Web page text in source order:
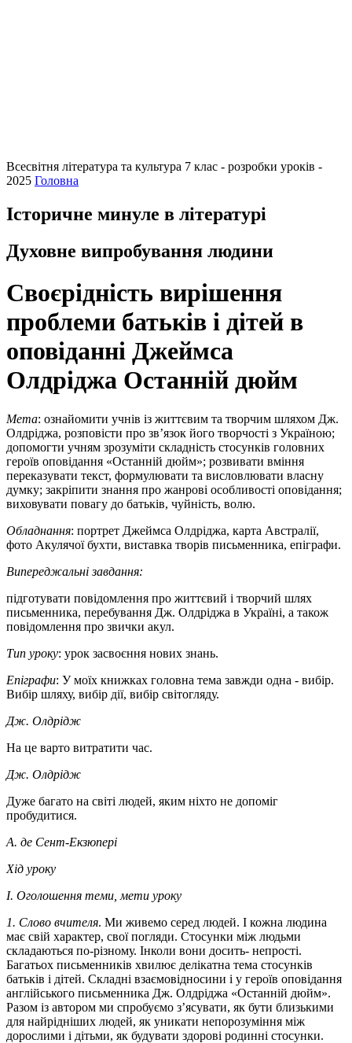
Всесвітня література та культура 7 клас - розробки уроків -
2025 Головна
Історичне минуле в літературі
Духовне випробування людини
Своєрідність вирішення
проблеми батьків і дітей в
оповіданні Джеймса
Олдріджа Останній дюйм
Мета: ознайомити учнів із життєвим та творчим шляхом Дж.
Олдріджа, розповісти про зв’язок його творчості з Україною;
допомогти учням зрозуміти складність стосунків головних
героїв оповідання «Останній дюйм»; розвивати вміння
переказувати текст, формулювати та висловлювати власну
думку; закріпити знання про жанрові особливості оповідання;
виховувати повагу до батьків, чуйність, волю.
Обладнання: портрет Джеймса Олдріджа, карта Австралії,
фото Акулячої бухти, виставка творів письменника, епіграфи.
Випереджальні завдання:
підготувати повідомлення про життєвий і творчий шлях
письменника, перебування Дж. Олдріджа в Україні, а також
повідомлення про звички акул.
Тип уроку: урок засвоєння нових знань.
Епіграфи: У моїх книжках головна тема завжди одна - вибір.
Вибір шляху, вибір дії, вибір світогляду.
Дж. Олдрідж
На це варто витратити час.
Дж. Олдрідж
Дуже багато на світі людей, яким ніхто не допоміг
пробудитися.
А. де Сент-Екзюпері
Хід уроку
І. Оголошення теми, мети уроку
1. Слово вчителя. Ми живемо серед людей. І кожна людина
має свій характер, свої погляди. Стосунки між людьми
складаються по-різному. Інколи вони досить- непрості.
Багатьох письменників хвилює делікатна тема стосунків
батьків і дітей. Складні взаємовідносини і у героїв оповідання
англійського письменника Дж. Олдріджа «Останній дюйм».
Разом із автором ми спробуємо з’ясувати, як бути близькими
для найрідніших людей, як уникати непорозуміння між
дорослими і дітьми, як будувати здорові родинні стосунки.